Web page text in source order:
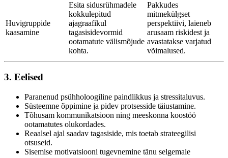
Huvigruppide
kaasamine
Esita sidusrühmadele
kokkulepitud
ajagraafikul
tagasisidevormid
ootamatute välismõjude
kohta.
Pakkudes
mitmekülgset
perspektiivi, laieneb
arusaam riskidest ja
avastatakse varjatud
võimalused.
3. Eelised
Paranenud psühholoogiline paindlikkus ja stressitaluvus.
Süsteemne õppimine ja pidev protsesside täiustamine.
Tõhusam kommunikatsioon ning meeskonna koostöö
ootamatutes olukordades.
Reaalsel ajal saadav tagasiside, mis toetab strateegilisi
otsuseid.
Sisemise motivatsiooni tugevnemine tänu selgemale